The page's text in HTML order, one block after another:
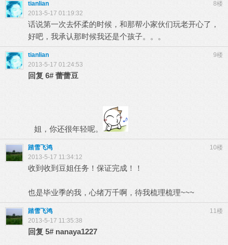
8楼
tianlian
2013-5-17 01:19:32
话说第一次去怀柔的时候，和那帮小家伙们玩老开心了，
好吧，我承认那时候我还是个孩子。。。
9楼
tianlian
2013-5-17 01:24:53
回复 6# 蕾蕾豆
姐，你还很年轻呢。
10楼
踏雪飞鸿
2013-5-17 11:34:12
收到收到豆姐任务！保证完成！！
也是毕业季的我，心绪万千啊，待我梳理梳理~~~
11楼
踏雪飞鸿
2013-5-17 11:35:38
回复 5# nanaya1227